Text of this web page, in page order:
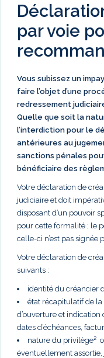
par voie
Vous subissez un
faire l’objet d’une
redressement
Quelle que soit la
l’interdiction pour le
antérieures au
sanctions pénales
bénéficiaire des
Votre déclaration de
judiciaire et doit
disposant d’un pouvoir
pour cette formalité ; le
celle-ci n’est pas signée
Votre déclaration de
suivants :
identité du créancier
état récapitulatif de
d’ouverture et indication
dates d’échéances,
nature du privilège²
éventuellement